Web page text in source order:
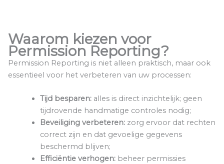
Waarom kiezen voor
Permission Reporting?
Permission Reporting is niet alleen praktisch, maar ook
essentieel voor het verbeteren van uw processen:
Tijd besparen:alles is direct inzichtelijk; geen
tijdrovende handmatige controles nodig;
Beveiliging verbeteren:zorg ervoor dat rechten
correct zijn en dat gevoelige gegevens
beschermd blijven;
Efficiëntie verhogen:beheer permissies